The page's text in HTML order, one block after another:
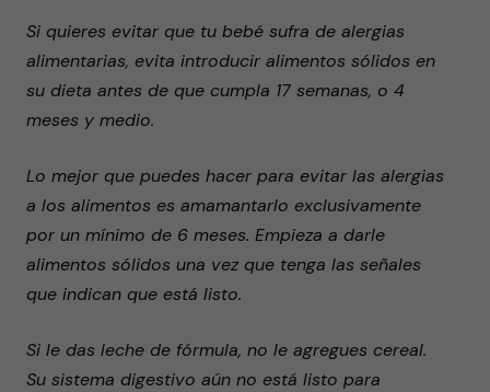
Si quieres evitar que tu bebé sufra de alergias
alimentarias, evita introducir alimentos sólidos en
su dieta antes de que cumpla 17 semanas, o 4
meses y medio.
Lo mejor que puedes hacer para evitar las alergias
a los alimentos es amamantarlo exclusivamente
por un mínimo de 6 meses. Empieza a darle
alimentos sólidos una vez que tenga las señales
que indican que está listo.
Si le das leche de fórmula, no le agregues cereal.
Su sistema digestivo aún no está listo para